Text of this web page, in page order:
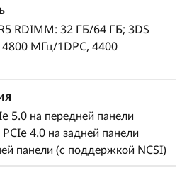
RDIMM: 32 ГБ/64 ГБ; 3DS
МГц/1DPC, 4400
5.0 на передней панели
4.0 на задней панели
панели (с поддержкой NCSI)